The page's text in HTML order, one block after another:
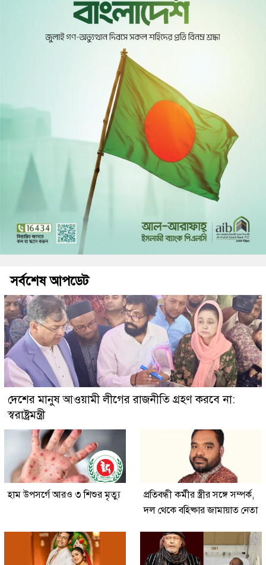
সর্বশেষ আপডেট
দেশের মানুষ আওয়ামী লীগের রাজনীতি গ্রহণ করবে না:
স্বরাষ্ট্রমন্ত্রী
হাম উপসর্গে আরও ৩ শিশুর মৃত্যু
প্রতিবন্ধী কর্মীর স্ত্রীর সঙ্গে সম্পর্ক,
দল থেকে বহিষ্কার জামায়াত নেতা